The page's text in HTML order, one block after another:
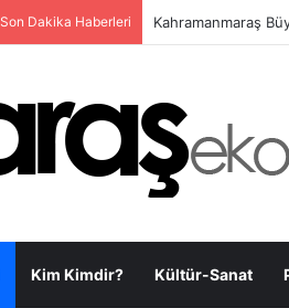
Son Dakika Haberleri Onikişubat
Kim Kimdir? Kültür-Sanat